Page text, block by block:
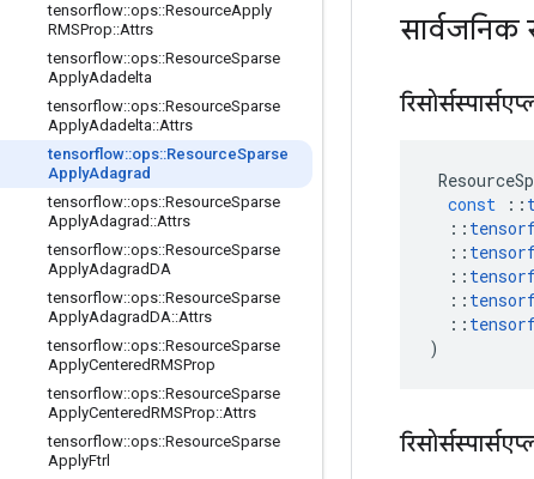
tensorflow::ops::ResourceApply
RMSProp::Attrs
tensorflow::ops::ResourceSparse
ApplyAdadelta
tensorflow::ops::ResourceSparse
ApplyAdadelta::Attrs
tensorflow::ops::ResourceSparse
ApplyAdagrad
tensorflow::ops::ResourceSparse
ApplyAdagrad ::Attrs
tensorflow::ops::ResourceSparse
ApplyAdagradDA
tensorflow::ops::ResourceSparse
ApplyAdagradDA::Attrs
tensorflow::ops::ResourceSparse
ApplyCenteredRMSProp
tensorflow::ops::ResourceSparse
ApplyCenteredRMSProp::Attrs
tensorflow::ops::ResourceSparse
ApplyFtrl
सार्वजनिक
const
::
::
::
::
::
::
)